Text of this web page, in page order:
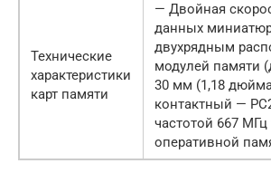
Технические
характеристики
карт памяти
— Двойная
данных
двухрядным
модулей памяти
30 мм (1,18
контактный —
частотой 667 МГц
оперативной